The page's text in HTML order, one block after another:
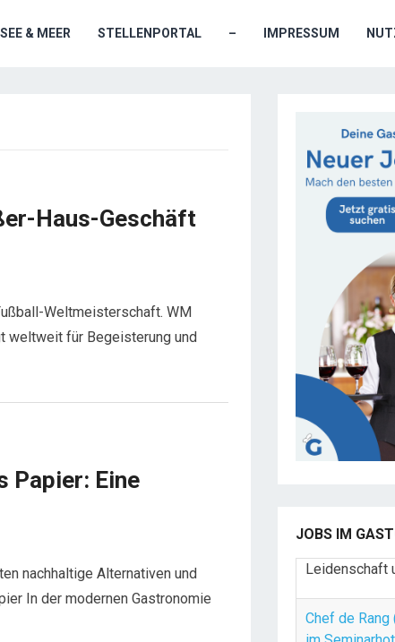
SEE & MEER STELLENPORTAL – IMPRESSUM
Haus-Geschäft
Weltmeisterschaft. WM
weltweit für Begeisterung und
Papier: Eine
nachhaltige Alternativen und
In der modernen Gastronomie
JOBS IM
Chef de Rang
im